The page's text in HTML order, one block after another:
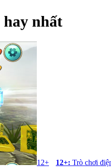
hay nhất
12+ 12+: Trò chơi